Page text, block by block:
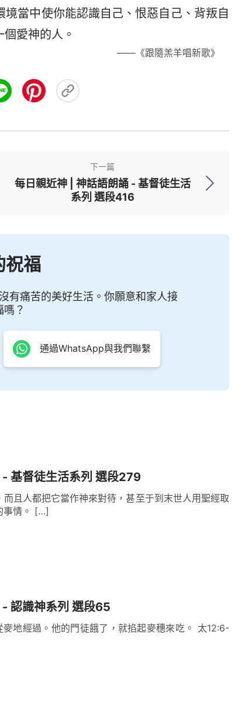
當中使你能認識自己、恨惡自己、背叛自
愛神的人。
——《跟隨羔羊唱新歌》
下一篇
每日親近神 | 神話語朗誦 - 基督徒生活
系列 選段416
祝福
有痛苦的美好生活。你願意和家人接
嗎？
通過WhatsApp與我們聯繫
基督徒生活系列 選段279
且人都把它當作神來對待，甚至于到末世人用聖經取
事情。 […]
認識神系列 選段65
地經過。他的門徒餓了，就掐起麥穗來吃。 太12:6-